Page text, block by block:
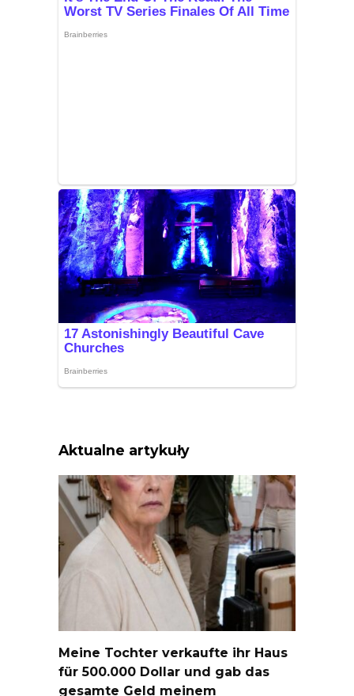
Aktualne artykuły
Meine Tochter verkaufte ihr Haus
für 500.000 Dollar und gab das
gesamte Geld meinem